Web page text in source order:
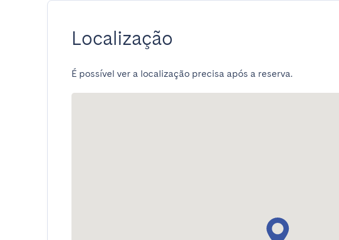
Localização
É possível ver a localização precisa após a reserva.